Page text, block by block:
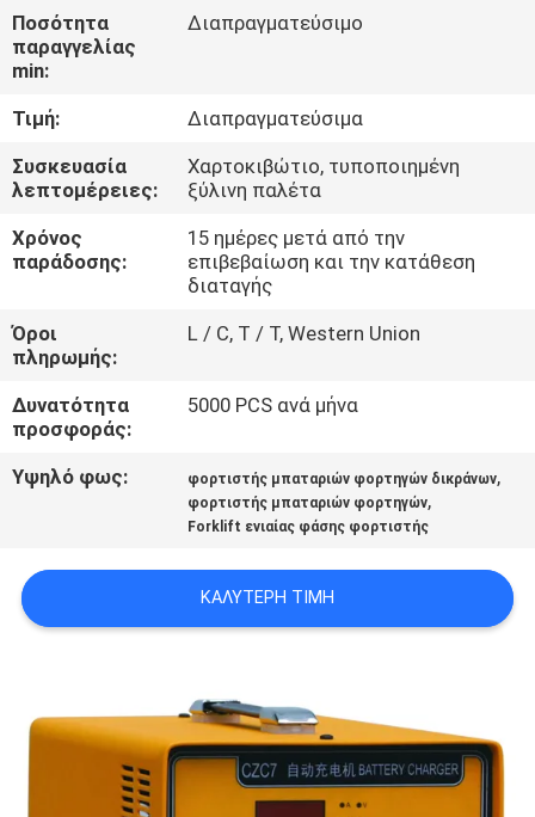
ΓΎΡΟΣ
ΕΡΓΟΣΤΑΣΊΩΝ
ΠΟΙΟΤΙΚΌΣ
ΈΛΕΓΧΟΣ
ΕΠΑΦΉ
ΝΈΑ
SITEMAP
ΠΟΛΙΤΙΚΉ
ΑΠΟΡΡΉΤΟΥ
Ποσότητα
παραγγελίας
min:
Διαπραγματεύσιμο
Τιμή:
Διαπραγματεύσιμα
Συσκευασία
λεπτομέρειες:
Χαρτοκιβώτιο, τυποποιημένη
ξύλινη παλέτα
Χρόνος
παράδοσης:
15 ημέρες μετά από την
επιβεβαίωση και την κατάθεση
διαταγής
Όροι
πληρωμής:
L / C, T / T, Western Union
Δυνατότητα
προσφοράς:
5000 PCS ανά μήνα
Υψηλό φως: φορτιστής μπαταριών φορτηγών δικράνων,
φορτιστής μπαταριών φορτηγών,
Forklift ενιαίας φάσης φορτιστής
ΚΑΛΎΤΕΡΗ ΤΙΜΉ